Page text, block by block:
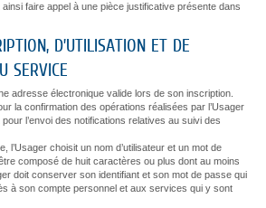
ainsi faire appel à une pièce justificative présente dans
D’UTILISATION ET DE
SERVICE
adresse électronique valide lors de son inscription.
la confirmation des opérations réalisées par l’Usager
l’envoi des notifications relatives au suivi des
l’Usager choisit un nom d’utilisateur et un mot de
composé de huit caractères ou plus dont au moins
doit conserver son identifiant et son mot de passe qui
à son compte personnel et aux services qui y sont